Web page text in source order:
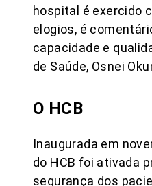
hospital é exercido
elogios, é
capacidade e
de Saúde, Osnei
O HCB
Inaugurada em
do HCB foi ativada
segurança dos